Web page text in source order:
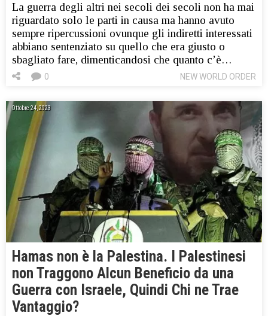
La guerra degli altri nei secoli dei secoli non ha mai
riguardato solo le parti in causa ma hanno avuto
sempre ripercussioni ovunque gli indiretti interessati
abbiano sentenziato su quello che era giusto o
sbagliato fare, dimenticandosi che quanto c’è…
NEW WORLD ORDER
0
Ottobre 24, 2023
Hamas non è la Palestina. I Palestinesi
non Traggono Alcun Beneficio da una
Guerra con Israele, Quindi Chi ne Trae
Vantaggio?